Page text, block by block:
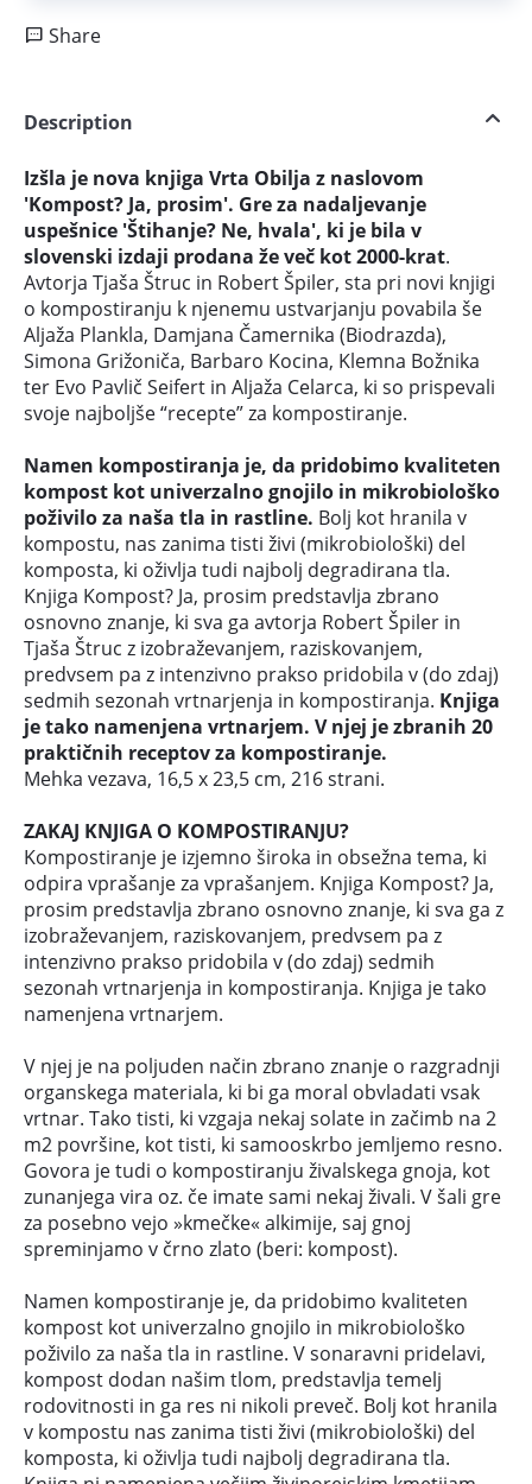
Share
Description
Izšla je nova knjiga Vrta Obilja z naslovom
'Kompost? Ja, prosim'. Gre za nadaljevanje
uspešnice 'Štihanje? Ne, hvala', ki je bila v
slovenski izdaji prodana že več kot 2000-krat.
Avtorja Tjaša Štruc in Robert Špiler, sta pri novi knjigi
o kompostiranju k njenemu ustvarjanju povabila še
Aljaža Plankla, Damjana Čamernika (Biodrazda),
Simona Grižoniča, Barbaro Kocina, Klemna Božnika
ter Evo Pavlič Seifert in Aljaža Celarca, ki so prispevali
svoje najboljše “recepte” za kompostiranje.
Namen kompostiranja je, da pridobimo kvaliteten
kompost kot univerzalno gnojilo in mikrobiološko
poživilo za naša tla in rastline. Bolj kot hranila v
kompostu, nas zanima tisti živi (mikrobiološki) del
komposta, ki oživlja tudi najbolj degradirana tla.
Knjiga Kompost? Ja, prosim predstavlja zbrano
osnovno znanje, ki sva ga avtorja Robert Špiler in
Tjaša Štruc z izobraževanjem, raziskovanjem,
predvsem pa z intenzivno prakso pridobila v (do zdaj)
sedmih sezonah vrtnarjenja in kompostiranja. Knjiga
je tako namenjena vrtnarjem. V njej je zbranih 20
praktičnih receptov za kompostiranje.
Mehka vezava, 16,5 x 23,5 cm, 216 strani.
ZAKAJ KNJIGA O KOMPOSTIRANJU?
Kompostiranje je izjemno široka in obsežna tema, ki
odpira vprašanje za vprašanjem. Knjiga Kompost? Ja,
prosim predstavlja zbrano osnovno znanje, ki sva ga z
izobraževanjem, raziskovanjem, predvsem pa z
intenzivno prakso pridobila v (do zdaj) sedmih
sezonah vrtnarjenja in kompostiranja. Knjiga je tako
namenjena vrtnarjem.
V njej je na poljuden način zbrano znanje o razgradnji
organskega materiala, ki bi ga moral obvladati vsak
vrtnar. Tako tisti, ki vzgaja nekaj solate in začimb na 2
m2 površine, kot tisti, ki samooskrbo jemljemo resno.
Govora je tudi o kompostiranju živalskega gnoja, kot
zunanjega vira oz. če imate sami nekaj živali. V šali gre
za posebno vejo »kmečke« alkimije, saj gnoj
spreminjamo v črno zlato (beri: kompost).
Namen kompostiranje je, da pridobimo kvaliteten
kompost kot univerzalno gnojilo in mikrobiološko
poživilo za naša tla in rastline. V sonaravni pridelavi,
kompost dodan našim tlom, predstavlja temelj
rodovitnosti in ga res ni nikoli preveč. Bolj kot hranila
v kompostu nas zanima tisti živi (mikrobiološki) del
komposta, ki oživlja tudi najbolj degradirana tla.